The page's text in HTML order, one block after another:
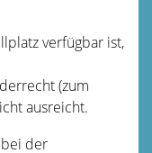
verfügbar ist,
(zum
ausreicht.
der